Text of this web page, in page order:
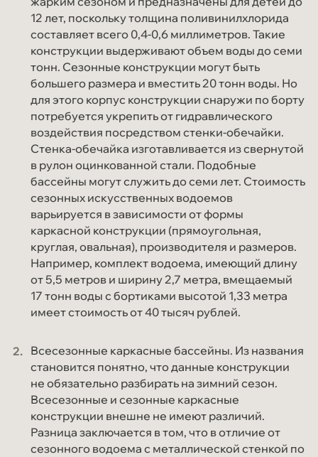
12 лет, поскольку толщина поливинилхлорида
составляет всего 0,4-0,6 миллиметров. Такие
конструкции выдерживают объем воды до семи
тонн. Сезонные конструкции могут быть
большего размера и вместить 20 тонн воды. Но
для этого корпус конструкции снаружи по борту
потребуется укрепить от гидравлического
воздействия посредством стенки-обечайки.
Стенка-обечайка изготавливается из свернутой
в рулон оцинкованной стали. Подобные
бассейны могут служить до семи лет. Стоимость
сезонных искусственных водоемов
варьируется в зависимости от формы
каркасной конструкции (прямоугольная,
круглая, овальная), производителя и размеров.
Например, комплект водоема, имеющий длину
от 5,5 метров и ширину 2,7 метра, вмещаемый
17 тонн воды с бортиками высотой 1,33 метра
имеет стоимость от 40 тысяч рублей.
Всесезонные каркасные бассейны. Из названия
становится понятно, что данные конструкции
не обязательно разбирать на зимний сезон.
Всесезонные и сезонные каркасные
конструкции внешне не имеют различий.
Разница заключается в том, что в отличие от
сезонного водоема с металлической стенкой по